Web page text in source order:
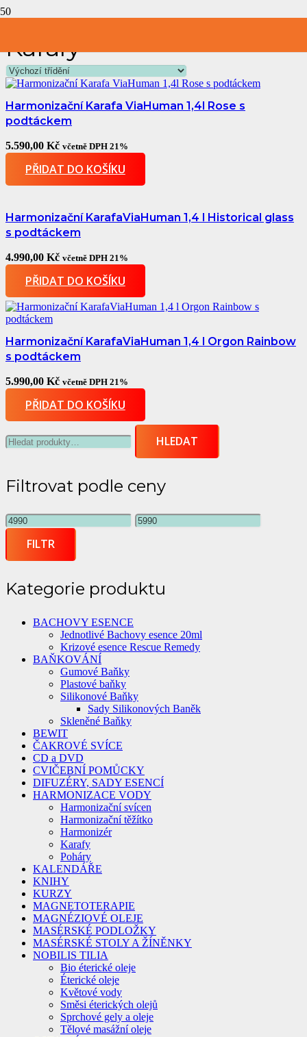
Karafy
Harmonizační Karafa ViaHuman 1,4l Rose s
podtáckem
5.590,00 Kč včetně DPH 21%
PŘIDAT DO KOŠÍKU
Harmonizační KarafaViaHuman 1,4 l Historical glass
s podtáckem
4.990,00 Kč včetně DPH 21%
PŘIDAT DO KOŠÍKU
Harmonizační KarafaViaHuman 1,4 l Orgon Rainbow
s podtáckem
5.990,00 Kč včetně DPH 21%
PŘIDAT DO KOŠÍKU
HLEDAT
Filtrovat podle ceny
Minimální
cena
Maximální
cena
FILTR
Kategorie produktu
BACHOVY ESENCE
Jednotlivé Bachovy esence 20ml
Krizové esence Rescue Remedy
BAŇKOVÁNÍ
Gumové Baňky
Plastové baňky
Silikonové Baňky
Sady Silikonových Baněk
Skleněné Baňky
BEWIT
ČAKROVÉ SVÍCE
CD a DVD
CVIČEBNÍ POMŮCKY
DIFUZÉRY, SADY ESENCÍ
HARMONIZACE VODY
Harmonizační svícen
Harmonizační těžítko
Harmonizér
Karafy
Poháry
KALENDÁŘE
KNIHY
KURZY
MAGNETOTERAPIE
MAGNÉZIOVÉ OLEJE
MASÉRSKÉ PODLOŽKY
MASÉRSKÉ STOLY A ŽÍNĚNKY
NOBILIS TILIA
Bio éterické oleje
Éterické oleje
Květové vody
Směsi éterických olejů
Sprchové gely a oleje
Tělové masážní oleje